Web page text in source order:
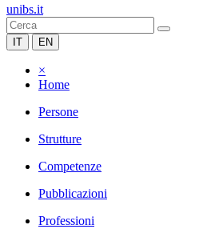
unibs.it
IT EN
×
Home
Persone
Strutture
Competenze
Pubblicazioni
Professioni